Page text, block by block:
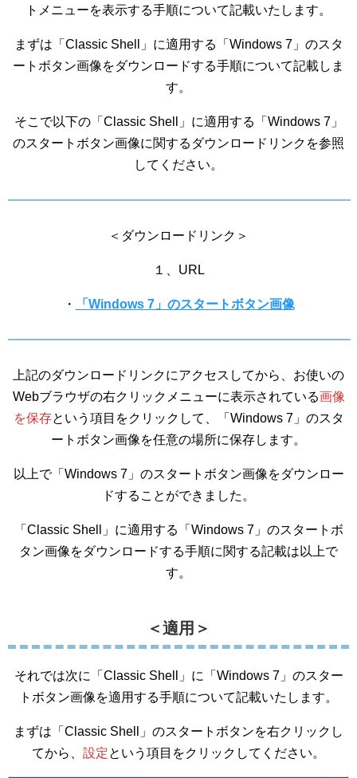
トメニューを表示する手順について記載いたします。
まずは「Classic Shell」に適用する「Windows 7」のスタ
ートボタン画像をダウンロードする手順について記載しま
す。
そこで以下の「Classic Shell」に適用する「Windows 7」
のスタートボタン画像に関するダウンロードリンクを参照
してください。
＜ダウンロードリンク＞
１、URL
・ 「Windows 7」のスタートボタン画像
上記のダウンロードリンクにアクセスしてから、お使いの
Webブラウザの右クリックメニューに表示されている画像
を保存という項目をクリックして、「Windows 7」のスタ
ートボタン画像を任意の場所に保存します。
以上で「Windows 7」のスタートボタン画像をダウンロー
ドすることができました。
「Classic Shell」に適用する「Windows 7」のスタートボ
タン画像をダウンロードする手順に関する記載は以上で
す。
＜適用＞
それでは次に「Classic Shell」に「Windows 7」のスター
トボタン画像を適用する手順について記載いたします。
まずは「Classic Shell」のスタートボタンを右クリックし
てから、 設定という項目をクリックしてください。